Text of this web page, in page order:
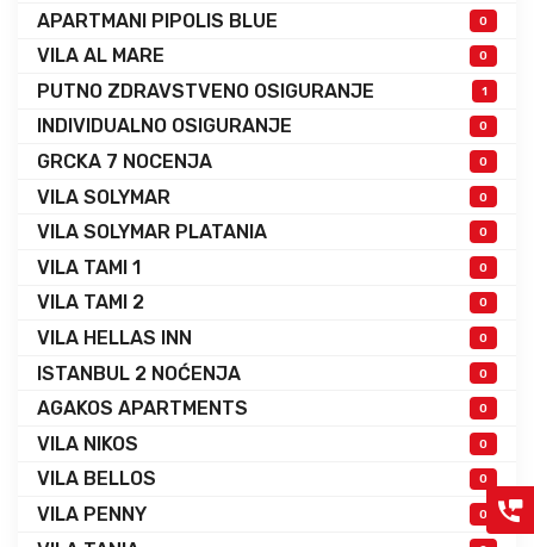
APARTMANI PIPOLIS BLUE 0
VILA AL MARE 0
PUTNO ZDRAVSTVENO OSIGURANJE 1
INDIVIDUALNO OSIGURANJE 0
GRCKA 7 NOCENJA 0
VILA SOLYMAR 0
VILA SOLYMAR PLATANIA 0
VILA TAMI 1 0
VILA TAMI 2 0
VILA HELLAS INN 0
ISTANBUL 2 NOĆENJA 0
AGAKOS APARTMENTS 0
VILA NIKOS 0
VILA BELLOS 0
VILA PENNY 0